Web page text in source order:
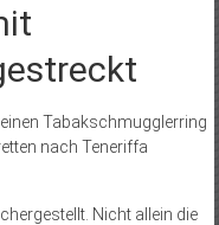
Tabakschmugglerring
nach Teneriffa
Nicht allein die